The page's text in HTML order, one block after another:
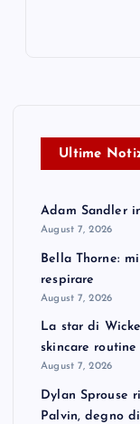
Ultime
Adam Sandler
August 7, 2026
Bella Thorne:
respirare
August 7, 2026
La star di
skincare routine
August 7, 2026
Dylan Sprouse
Palvin, degno